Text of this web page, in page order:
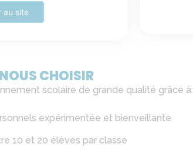
au site
CHOISIR
scolaire de grande qualité grâce à:
expérimentée et bienveillante
10 et 20 élèves par classe